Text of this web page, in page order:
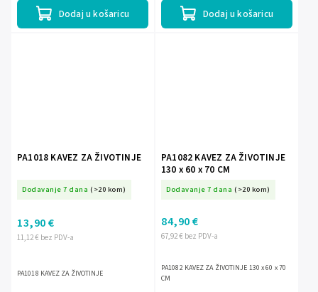
Dodaj u košaricu Dodaj u košaricu
PA1018 KAVEZ ZA ŽIVOTINJE
Dodavanje 7 dana (>20 kom)
11,12 € bez PDV-a
13,90 €
PA1018 KAVEZ ZA ŽIVOTINJE
PA1082 KAVEZ ZA ŽIVOTINJE
130 x 60 x 70 CM
Dodavanje 7 dana (>20 kom)
67,92 € bez PDV-a
84,90 €
PA1082 KAVEZ ZA ŽIVOTINJE 130 x 60 x 70
CM